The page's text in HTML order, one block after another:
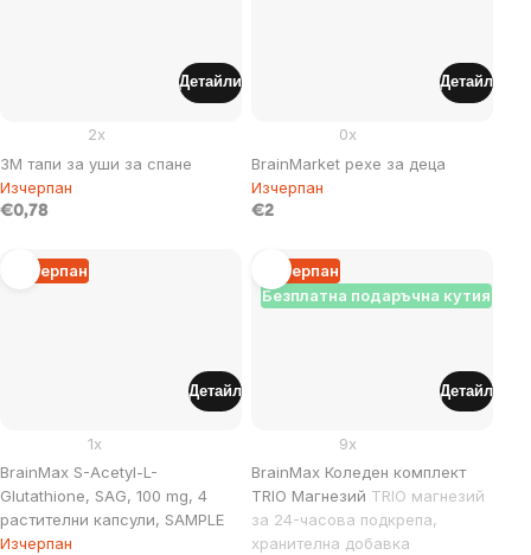
3M тапи за уши за спане
2x
Изчерпан
€0,78
Детайли
BrainMarket pexe за деца
0x
Изчерпан
€2
Детайл
Изчерпан
BrainMax S-Acetyl-L-
Glutathione, SAG, 100 mg, 4
растителни капсули, SAMPLE
1x
Изчерпан
Детайл
Безплатна подаръчна кутия
Изчерпан
BrainMax Коледен комплект
TRIO Магнезий TRIO магнезий
за 24-часова подкрепа,
хранителна добавка
9x
Детайл